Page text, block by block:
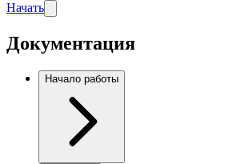
Начать
Документация
Начало работы